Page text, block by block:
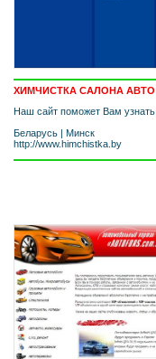
ХИМЧИСТКА САЛОНА АВТО
Наш сайт поможет Вам узнать
Беларусь | Минск
http://www.himchistka.by